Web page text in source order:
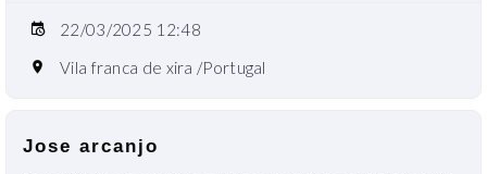
22/03/2025 12:48
Vila franca de xira /Portugal
Jose arcanjo